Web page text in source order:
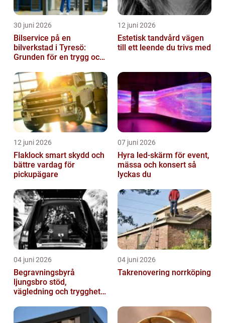
30 juni 2026
Bilservice på en
bilverkstad i Tyresö:
Grunden för en trygg och
12 juni 2026
Estetisk tandvård vägen
till ett leende du trivs med
12 juni 2026
Flaklock smart skydd och
bättre vardag för
pickupägare
07 juni 2026
Hyra led-skärm för event,
mässa och konsert så
lyckas du
04 juni 2026
Begravningsbyrå
ljungsbro stöd,
vägledning och trygghet
04 juni 2026
Takrenovering norrköping